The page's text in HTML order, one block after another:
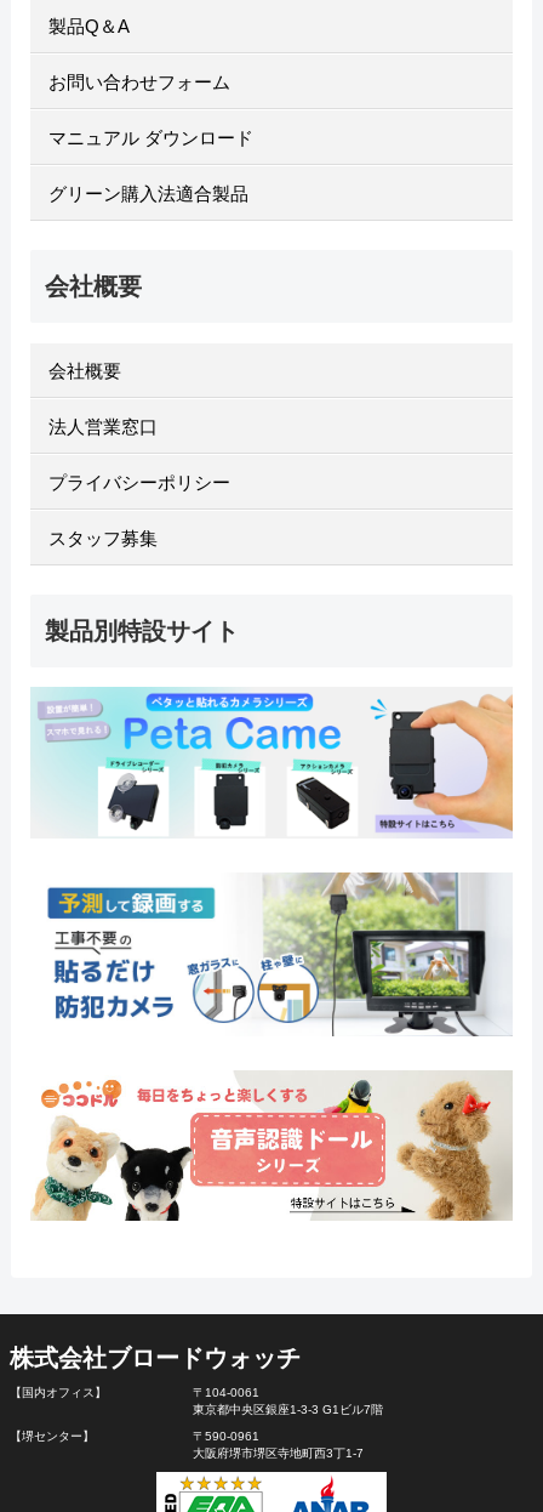
製品Q＆A
お問い合わせフォーム
マニュアル ダウンロード
グリーン購入法適合製品
会社概要
会社概要
法人営業窓口
プライバシーポリシー
スタッフ募集
製品別特設サイト
株式会社ブロードウォッチ
【国内オフィス】
〒104-0061
東京都中央区銀座1-3-3 G1ビル7階
【堺センター】
〒590-0961
大阪府堺市堺区寺地町西3丁1-7